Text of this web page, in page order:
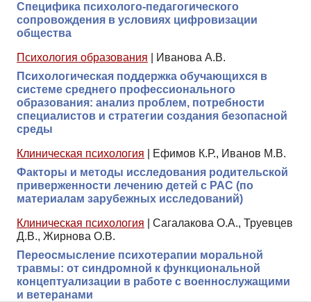
Специфика психолого-педагогического
сопровождения в условиях цифровизации
общества
Психология образования
Иванова А.В.
Психологическая поддержка обучающихся в
системе среднего профессионального
образования: анализ проблем, потребности
специалистов и стратегии создания безопасной
среды
Клиническая психология
Ефимов К.Р., Иванов М.В.
Факторы и методы исследования родительской
приверженности лечению детей с РАС (по
материалам зарубежных исследований)
Клиническая психология
Сагалакова О.А., Труевцев
Д.В., Жирнова О.В.
Переосмысление психотерапии моральной
травмы: от синдромной к функциональной
концептуализации в работе с военнослужащими
и ветеранами